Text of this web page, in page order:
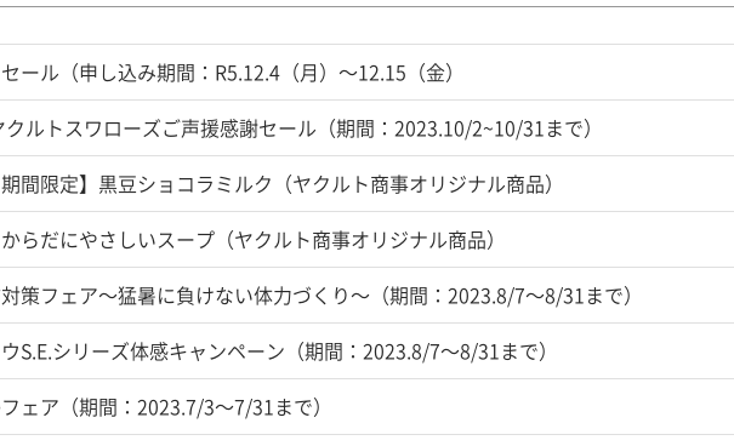
ール（申し込み期間：R5.12.4（月）～12.15（金）
ルトスワローズご声援感謝セール（期間：2023.10/2~10/31まで）
期間限定】黒豆ショコラミルク（ヤクルト商事オリジナル商品）
からだにやさしいスープ（ヤクルト商事オリジナル商品）
策フェア～猛暑に負けない体力づくり～（期間：2023.8/7～8/31まで）
S.E.シリーズ体感キャンペーン（期間：2023.8/7～8/31まで）
ェア（期間：2023.7/3～7/31まで）